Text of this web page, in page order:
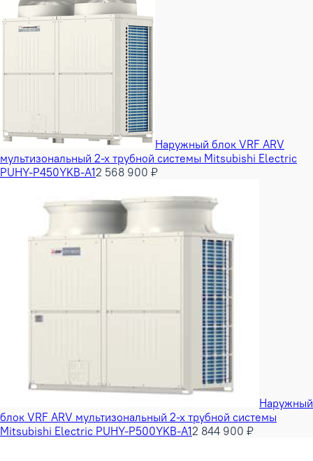
Наружный блок VRF ARV
мультизональный 2-х трубной системы Mitsubishi Electric
PUHY-P450YKB-A12 568 900 ₽
Наружный
блок VRF ARV мультизональный 2-х трубной системы
Mitsubishi Electric PUHY-P500YKB-A12 844 900 ₽